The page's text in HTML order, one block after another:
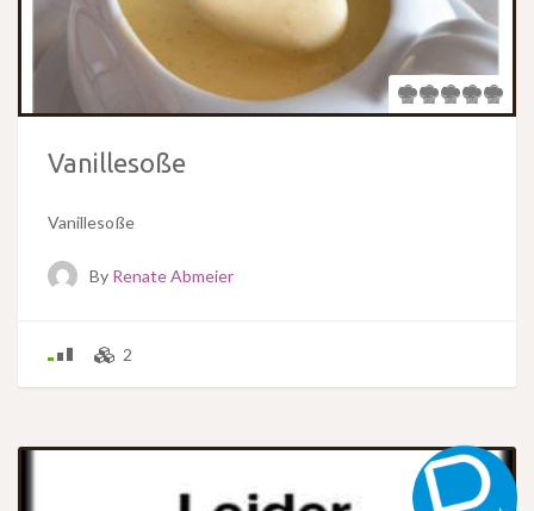
Vanillesoße
Vanillesoße
By Renate Abmeier
2